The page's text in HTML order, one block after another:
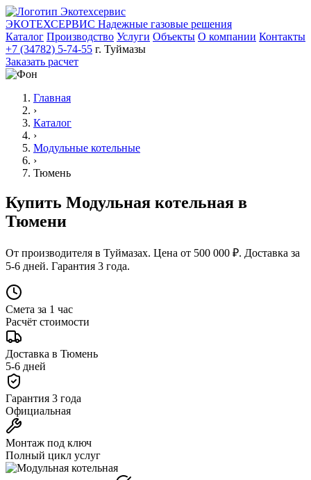
ЭКОТЕХСЕРВИС Надежные газовые решения
Каталог Производство Услуги Объекты О компании Контакты
+7 (34782) 5-74-55 г. Туймазы
Заказать расчет
Главная
›
Каталог
›
Модульные котельные
›
Тюмень
Купить Модульная котельная в
Тюмени
От производителя в Туймазах. Цена от 500 000 ₽. Доставка за
5-6 дней. Гарантия 3 года.
Смета за 1 час
Расчёт стоимости
Доставка в Тюмень
5-6 дней
Гарантия 3 года
Официальная
Монтаж под ключ
Полный цикл услуг